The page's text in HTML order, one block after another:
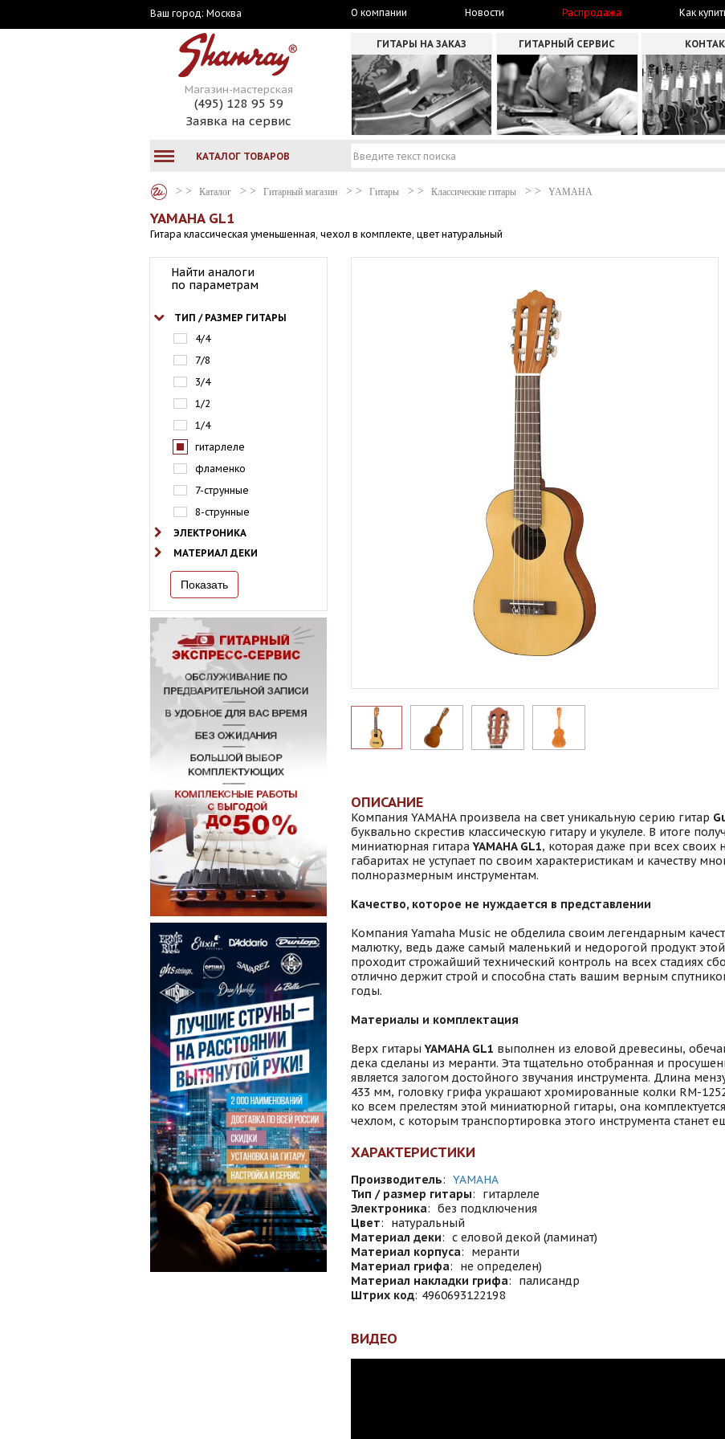
Ваш город: Москва О компании Новости Распродажа Как
Магазин-мастерская
(495) 128 95 59
Заявка на сервис
ГИТАРЫ НА ЗАКАЗ ГИТАРНЫЙ СЕРВИС
КАТАЛОГ ТОВАРОВ
Каталог Гитарный магазин Гитары Классические гитары YAMAHA
YAMAHA GL1
Гитара классическая уменьшенная, чехол в комплекте, цвет натуральный
Найти аналоги
по параметрам
ТИП / РАЗМЕР ГИТАРЫ
4/4
7/8
3/4
1/2
1/4
гитарлеле
фламенко
7-струнные
8-струнные
ЭЛЕКТРОНИКА
МАТЕРИАЛ ДЕКИ
ОПИСАНИЕ
Компания YAMAHA произвела на свет уникальную серию гитар
буквально скрестив классическую гитару и укулеле. В итоге
миниатюрная гитараYAMAHA GL1, которая даже при всех своих
габаритах не уступает по своим характеристикам и качеству
полноразмерным инструментам.
Качество, которое не нуждается в представлении
Компания Yamaha Music не обделила своим легендарным
малютку, ведь даже самый маленький и недорогой продукт
проходит строжайший технический контроль на всех стадиях
отлично держит строй и способна стать вашим верным
годы.
Материалы и комплектация
Верх гитарыYAMAHA GL1 выполнен из еловой древесины,
дека сделаны из меранти. Эта тщательно отобранная и
является залогом достойного звучания инструмента. Длина
433 мм, головку грифа украшают хромированные колки RM-
ко всем прелестям этой миниатюрной гитары, она
чехлом, с которым транспортировка этого инструмента станет
ХАРАКТЕРИСТИКИ
Производитель: YAMAHA
Тип / размер гитары:
гитарлеле
Электроника: без подключения
Цвет:
натуральный
Материал деки: с еловой декой (ламинат)
Материал корпуса:
меранти
Материал грифа:
не определен)
Материал накладки грифа:
палисандр
Штрих код: 4960693122198
ВИДЕО